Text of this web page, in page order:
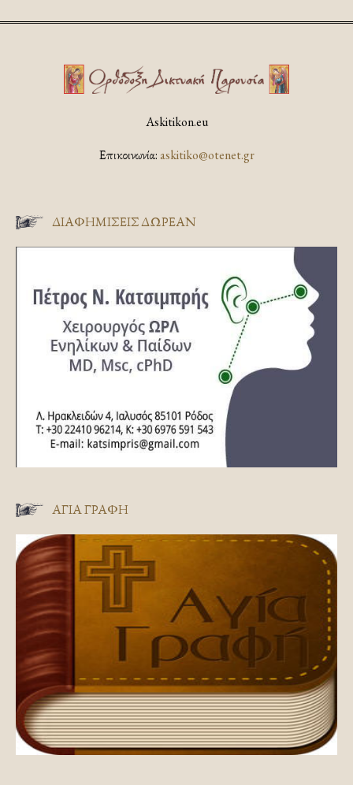
Askitikon.eu
Επικοινωνία:askitiko@otenet.gr
ΔΙΑΦΗΜΊΣΕΙΣ ΔΩΡΕΆΝ
ΑΓΊΑ ΓΡΑΦΉ